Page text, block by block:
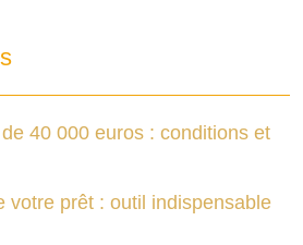
40 000 euros : conditions et
votre prêt : outil indispensable